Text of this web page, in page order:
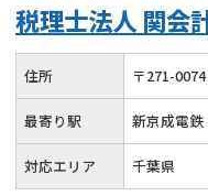
税理士法人 関会
住所 〒271-0074
最寄り駅 新京成電鉄
対応エリア 千葉県